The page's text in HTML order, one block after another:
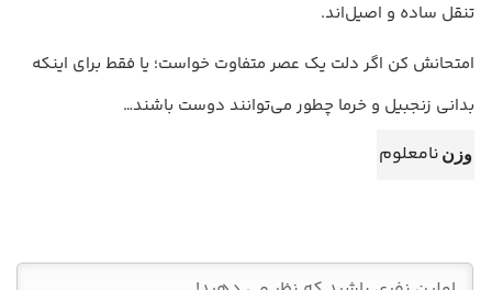
تنقل ساده و اصیل‌اند.
امتحانش کن اگر دلت یک عصر متفاوت خواست؛ یا فقط برای اینکه
بدانی زنجبیل و خرما چطور می‌توانند دوست باشند…
وزن نامعلوم